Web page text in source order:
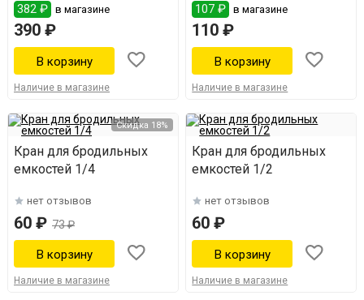
382 ₽ в магазине
390 ₽
Наличие в магазине
107 ₽ в магазине
110 ₽
Наличие в магазине
Скидка 18%
Кран для бродильных
емкостей 1/4
нет отзывов
60 ₽ 73 ₽
Наличие в магазине
Кран для бродильных
емкостей 1/2
нет отзывов
60 ₽
Наличие в магазине